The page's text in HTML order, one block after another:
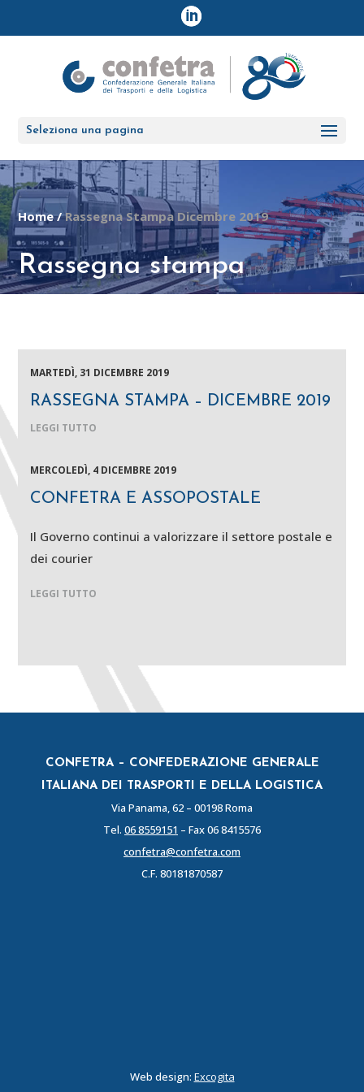
Seleziona una pagina
Home/Rassegna Stampa Dicembre 2019
Rassegna stampa
MARTEDÌ, 31 DICEMBRE 2019
RASSEGNA STAMPA – DICEMBRE 2019
LEGGI TUTTO
MERCOLEDÌ, 4 DICEMBRE 2019
CONFETRA E ASSOPOSTALE
Il Governo continui a valorizzare il settore postale e
dei courier
LEGGI TUTTO
CONFETRA – CONFEDERAZIONE GENERALE
ITALIANA DEI TRASPORTI E DELLA LOGISTICA
Via Panama, 62 – 00198 Roma
Tel. 06 8559151 – Fax 06 8415576
confetra@confetra.com
C.F. 80181870587
Web design: Excogita